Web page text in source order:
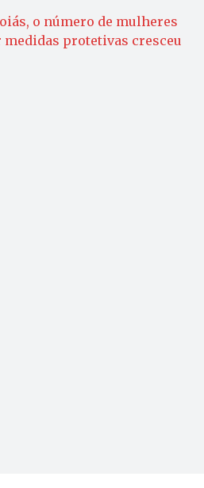
o número de mulheres
protetivas cresceu